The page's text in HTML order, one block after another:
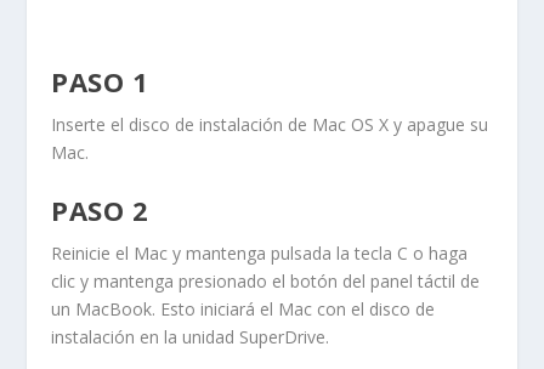
PASO 1
Inserte el disco de instalación de Mac OS X y apague su
Mac.
PASO 2
Reinicie el Mac y mantenga pulsada la tecla C o haga
clic y mantenga presionado el botón del panel táctil de
un MacBook. Esto iniciará el Mac con el disco de
instalación en la unidad SuperDrive.